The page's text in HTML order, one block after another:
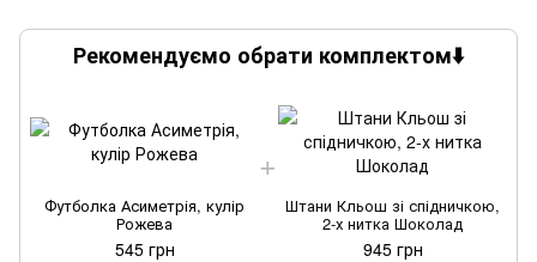
Рекомендуємо обрати комплектом⬇️
Футболка Асиметрія, кулір
Рожева
545 грн
Штани Кльош зі спідничкою,
2-х нитка Шоколад
945 грн